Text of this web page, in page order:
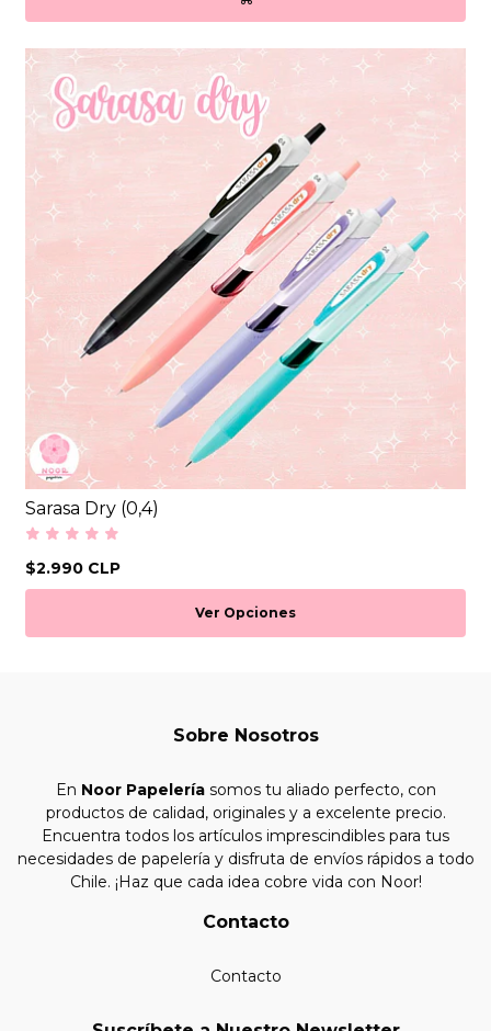
Sarasa Dry (0,4)
$2.990 CLP
Ver Opciones
Sobre Nosotros
En Noor Papeleríasomos tu aliado perfecto, con
productos de calidad, originales y a excelente precio.
Encuentra todos los artículos imprescindibles para tus
necesidades de papelería y disfruta de envíos rápidos a todo
Chile. ¡Haz que cada idea cobre vida con Noor!
Contacto
Contacto